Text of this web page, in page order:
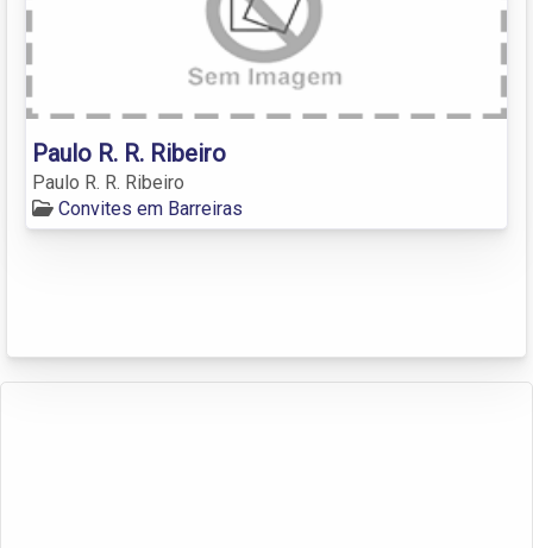
Paulo R. R. Ribeiro
Paulo R. R. Ribeiro
Convites em Barreiras